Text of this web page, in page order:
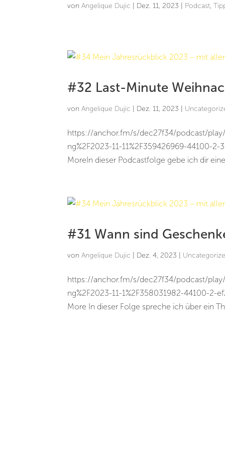
vonAngelique Dujic Dez. 11, 2023 Podcast,
#32 Last-Minute
vonAngelique Dujic Dez. 11, 2023
https://anchor.fm/s/dec27f34/podcast/play/
ng%2F2023-11-11%2F359426969-44100-
MoreIn dieser Podcastfolge gebe ich dir
#31 Wann sind
vonAngelique Dujic Dez. 4, 2023
https://anchor.fm/s/dec27f34/podcast/play/
ng%2F2023-11-1%2F358031982-44100-2-
More In dieser Folge spreche ich über ein